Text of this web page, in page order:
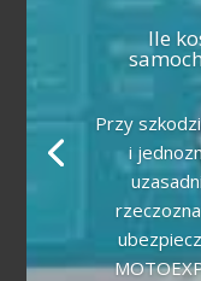
Ile
Przy
i